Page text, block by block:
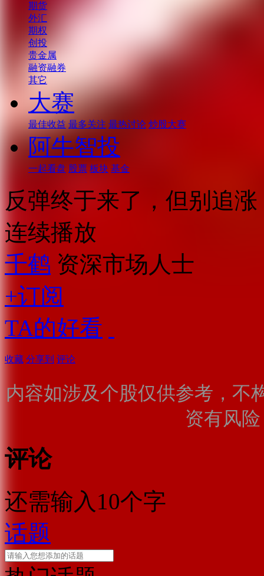
期货
外汇
期权
创投
贵金属
融资融券
其它
大赛
最佳收益 最多关注 最热讨论 炒股大赛
阿牛智投
一起看盘 股票 板块 基金
反弹终于来了，但别追涨
连续播放
千鹤 资深市场人士
+订阅
TA的好看
收藏 分享到 评论
内容如涉及个股仅供参考，不
资有风
评论
还需输入10个字
话题